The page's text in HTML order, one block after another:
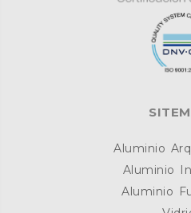
Aluminio
Aluminio
Aluminio